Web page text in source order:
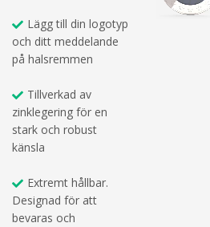
Lägg till din logotyp
och ditt meddelande
på halsremmen
Tillverkad av
zinklegering för en
stark och robust
känsla
Extremt hållbar.
Designad för att
bevaras och